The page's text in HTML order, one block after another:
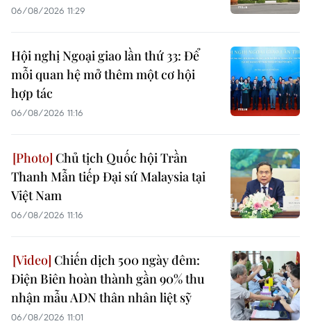
06/08/2026 11:29
Hội nghị Ngoại giao lần thứ 33: Để
mỗi quan hệ mở thêm một cơ hội
hợp tác
06/08/2026 11:16
Chủ tịch Quốc hội Trần
Thanh Mẫn tiếp Đại sứ Malaysia tại
Việt Nam
06/08/2026 11:16
Chiến dịch 500 ngày đêm:
Điện Biên hoàn thành gần 90% thu
nhận mẫu ADN thân nhân liệt sỹ
06/08/2026 11:01